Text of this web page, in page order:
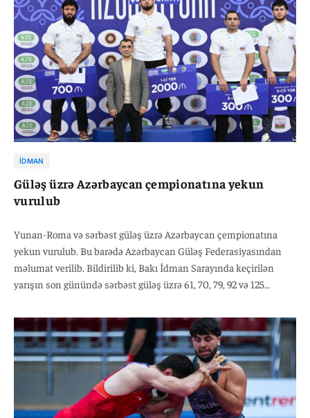
İDMAN
Güləş üzrə Azərbaycan çempionatına yekun
vurulub
Yunan-Roma və sərbəst güləş üzrə Azərbaycan çempionatına
yekun vurulub. Bu barədə Azərbaycan Güləş Federasiyasından
məlumat verilib. Bildirilib ki, Bakı İdman Sarayında keçirilən
yarışın son günündə sərbəst güləş üzrə 61, 70, 79, 92 və 125
çəki dərəcəsində Nürəddin Novruzov (Neftçi), Ceyhun
Allahverdiyev (MOİK), Əliabbas Rzazadə (Neftçi), Fərhad Hacıyev
(Neftçi)